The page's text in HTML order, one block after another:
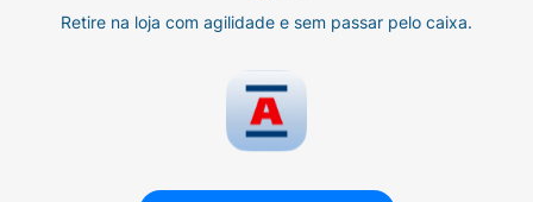
Retire na loja com agilidade e sem passar pelo caixa.